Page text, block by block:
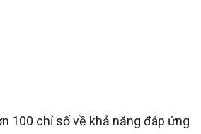
100 chỉ số về khả năng đáp ứng